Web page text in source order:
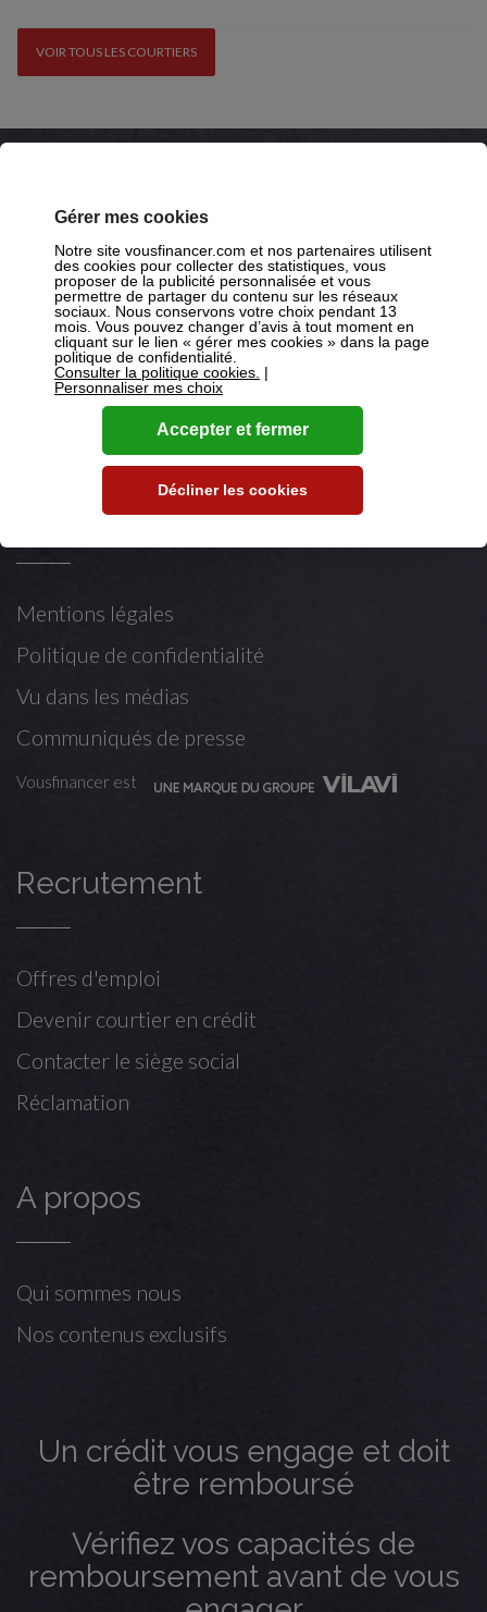
VOIR TOUS LES COURTIERS
Suivez-nous
sur Facebook
sur X
sur Youtube
sur LinkedIn
Mentions légales
Mentions légales
Politique de confidentialité
Vu dans les médias
Communiqués de presse
Vousfinancer est
Recrutement
Offres d'emploi
Devenir courtier en crédit
Contacter le siège social
Réclamation
A propos
Qui sommes nous
Nos contenus exclusifs
Un crédit vous engage et doit
être remboursé
Vérifiez vos capacités de
remboursement avant de vous
Gérer mes cookies
Notre site vousfinancer.com et nos partenaires utilisent
des cookies pour collecter des statistiques, vous
proposer de la publicité personnalisée et vous
permettre de partager du contenu sur les réseaux
sociaux. Nous conservons votre choix pendant 13
mois. Vous pouvez changer d’avis à tout moment en
cliquant sur le lien « gérer mes cookies » dans la page
politique de confidentialité.
Consulter la politique cookies. |
Personnaliser mes choix
Décliner les cookies
Accepter et fermer